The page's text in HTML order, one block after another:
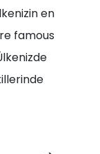
en
famous